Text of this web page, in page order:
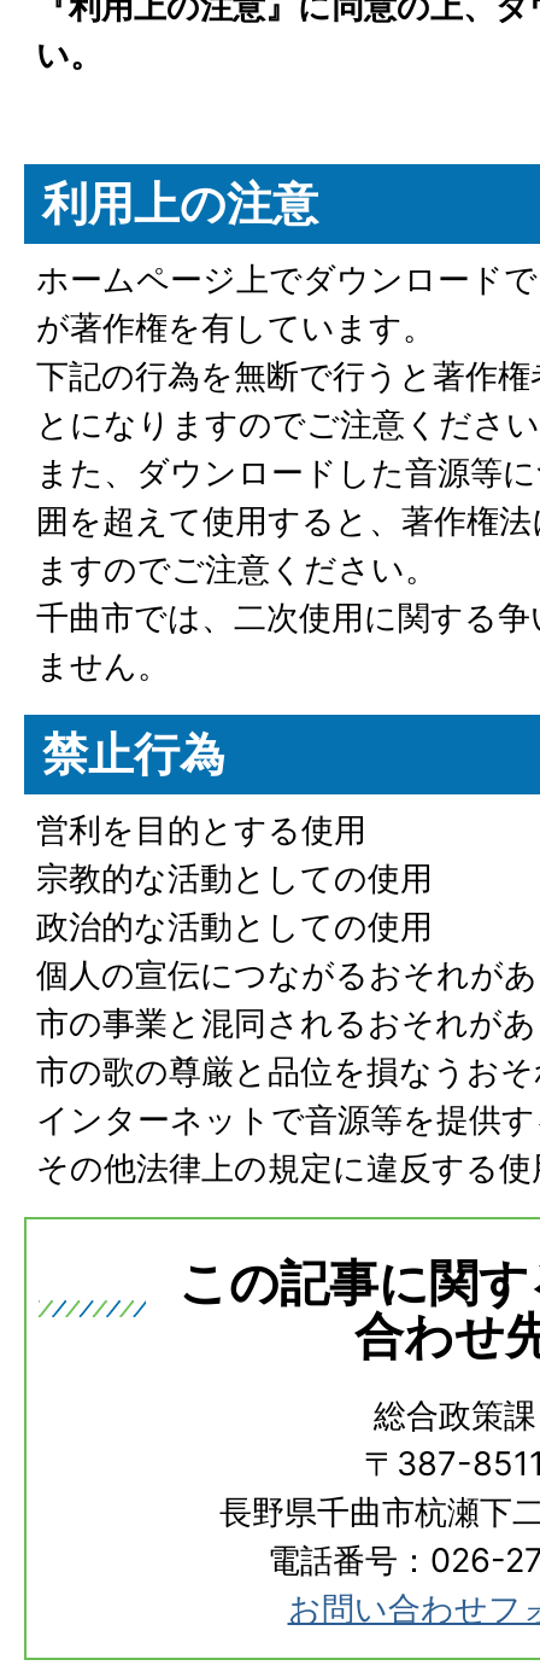
い。
利用上の注意
ホームページ上でダウンロード
が著作権を有しています。
下記の行為を無断で行うと著作
とになりますのでご注意くださ
また、ダウンロードした音源等
囲を超えて使用すると、著作権
ますのでご注意ください。
千曲市では、二次使用に関する
ません。
禁止行為
営利を目的とする使用
宗教的な活動としての使用
政治的な活動としての使用
個人の宣伝につながるおそれが
市の事業と混同されるおそれが
市の歌の尊厳と品位を損なうお
インターネットで音源等を提供
その他法律上の規定に違反する使
この記事に関
合わせ
総合政策課
〒387-
長野県千曲市杭瀬下
電話番号：026-
お問い合わせフ